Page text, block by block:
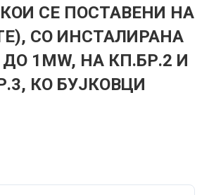
СЕ ПОСТАВЕНИ НА
СО ИНСТАЛИРАНА
1MW, НА КП.БР.2 И
КО БУЈКОВЦИ